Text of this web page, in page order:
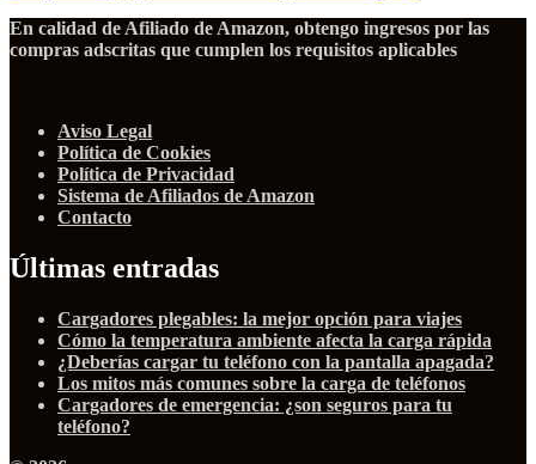
En calidad de Afiliado de Amazon, obtengo ingresos por las
compras adscritas que cumplen los requisitos aplicables
Aviso Legal
Política de Cookies
Política de Privacidad
Sistema de Afiliados de Amazon
Contacto
Últimas entradas
Cargadores plegables: la mejor opción para viajes
Cómo la temperatura ambiente afecta la carga rápida
¿Deberías cargar tu teléfono con la pantalla apagada?
Los mitos más comunes sobre la carga de teléfonos
Cargadores de emergencia: ¿son seguros para tu
teléfono?